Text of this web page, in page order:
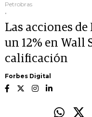
Petrobras
.
Las acciones
un 12% en Wall
calificación
Forbes Digital